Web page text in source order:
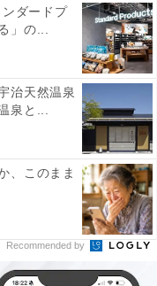
ンダードプ
」の...
治天然温泉
泉と...
、このまま
Recommended by